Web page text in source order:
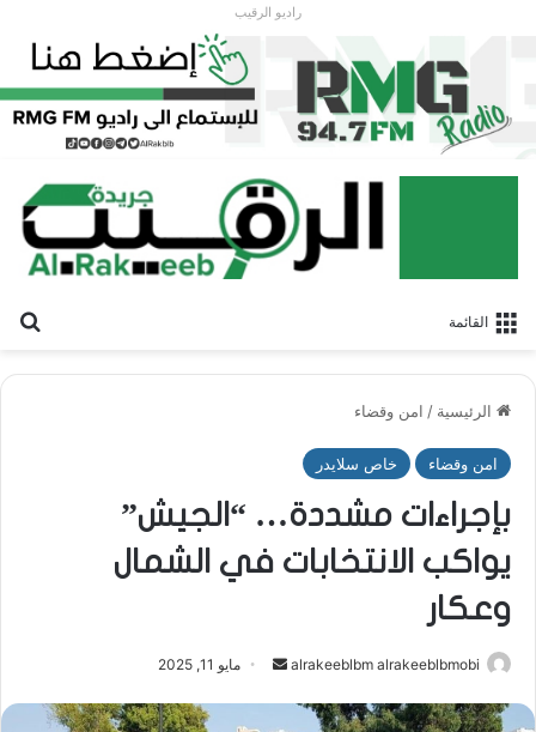
راديو الرقيب
القائمة
الرئيسية / امن وقضاء
امن وقضاء خاص سلايدر
بإجراءات مشددة… “الجيش”
يواكب الانتخابات في الشمال
وعكار
alrakeeblbm alrakeeblbmobi
أرسل
إلكترونيا
مايو 11, 2025